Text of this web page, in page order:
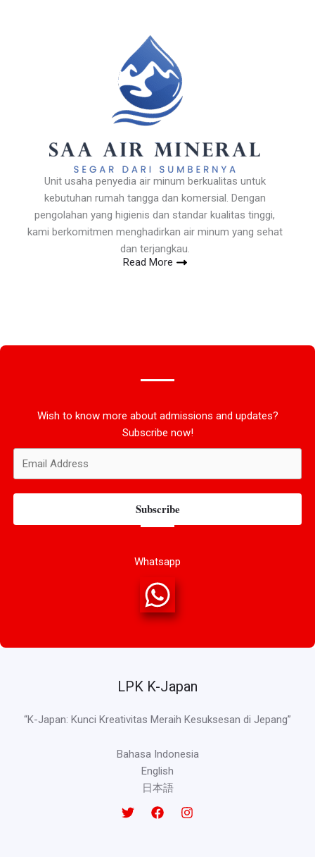
Unit usaha penyedia air minum berkualitas untuk
kebutuhan rumah tangga dan komersial. Dengan
pengolahan yang higienis dan standar kualitas tinggi,
kami berkomitmen menghadirkan air minum yang sehat
dan terjangkau.
Read More
Wish to know more about admissions and updates?
Subscribe now!
Subscribe
Whatsapp
LPK K-Japan
“K-Japan: Kunci Kreativitas Meraih Kesuksesan di Jepang”
Bahasa Indonesia
English
日本語